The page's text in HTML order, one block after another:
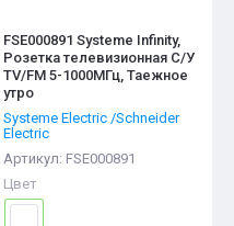
FSE000891 Systeme Infinity,
Розетка телевизионная С/У
TV/FM 5-1000MГц, Таежное
утро
Systeme Electric /Schneider
Electric
Артикул: FSE000891
Цвет